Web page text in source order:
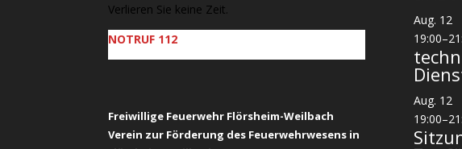
Verlieren Sie keine Zeit.
NOTRUF 112
Freiwillige Feuerwehr Flörsheim-Weilbach
Verein zur Förderung des Feuerwehrwesens in
Aug. 12
19:00–
Aug. 12
19:00–